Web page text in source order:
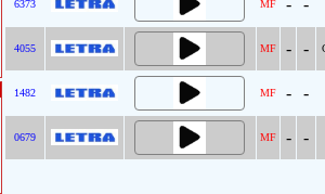
6373 MF - -
4055 MF - -
1482 MF - -
0679 MF - -